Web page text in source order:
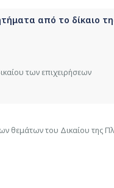
από το δίκαιο
των επιχειρήσεων
θεμάτων του Δικαίου της